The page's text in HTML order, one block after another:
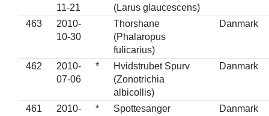
11-21
(Larus glaucescens)
463
2010-
10-30
Thorshane
(Phalaropus
fulicarius)
Danmark
462
2010-
07-06
*
Hvidstrubet Spurv
(Zonotrichia
albicollis)
Danmark
461
2010-
*
Spottesanger
Danmark